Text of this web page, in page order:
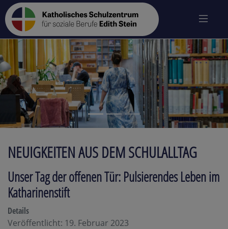
zurück
NEUIGKEITEN AUS DEM SCHULALLTAG
Unser Tag der offenen Tür: Pulsierendes Leben im
Katharinenstift
Details
Veröffentlicht: 19. Februar 2023